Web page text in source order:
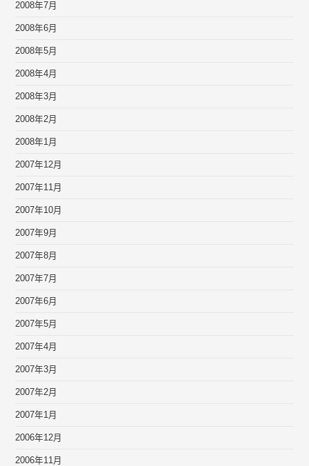
2008年7月
2008年6月
2008年5月
2008年4月
2008年3月
2008年2月
2008年1月
2007年12月
2007年11月
2007年10月
2007年9月
2007年8月
2007年7月
2007年6月
2007年5月
2007年4月
2007年3月
2007年2月
2007年1月
2006年12月
2006年11月